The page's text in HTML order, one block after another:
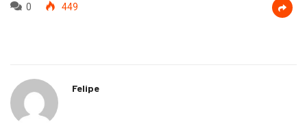
0 449
Felipe